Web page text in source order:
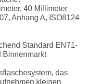
40 Millimeter
Anhang A, ISO8124
Standard EN71-
Binnenmarkt
das
kleinen